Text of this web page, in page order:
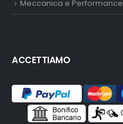
Meccanica e Performance
ACCETTIAMO